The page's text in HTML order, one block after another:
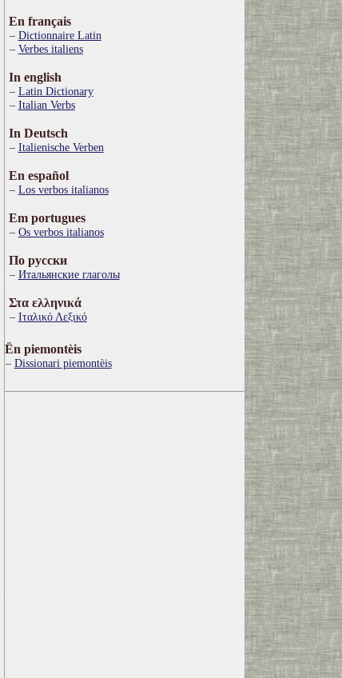
En français
Dictionnaire Latin
Verbes italiens
In english
Latin Dictionary
Italian Verbs
In Deutsch
Italienische Verben
En español
Los verbos italianos
Em portugues
Os verbos italianos
По русски
Итальянские глаголы
Στα ελληνικά
Ιταλικό Λεξικό
Ën piemontèis
Dissionari piemontèis